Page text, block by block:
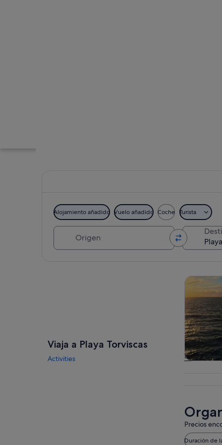
Alojamiento añadido Vuelo añadido Coche Turista
Viaja a Playa Torviscas
Activities
Visitas
Precios
Duración de